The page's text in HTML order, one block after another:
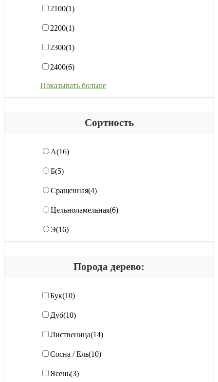
2100(1)
2200(1)
2300(1)
2400(6)
Показывать больше
Сортность
А(16)
Б(5)
Сращенная(4)
Цельноламельная(6)
Э(16)
Порода дерево:
Бук(10)
Дуб(10)
Лиственица(14)
Сосна / Ель(10)
Ясень(3)